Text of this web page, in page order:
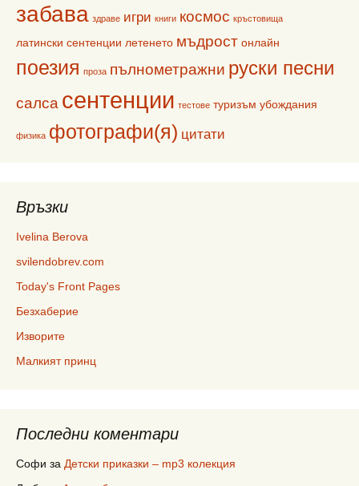
забава здраве игри книги космос кръстовища
латински сентенции летенето мъдрост онлайн
поезия проза пълнометражни руски песни
салса сентенции тестове туризъм убождания
физика фотографи(я) цитати
Връзки
Ivelina Berova
svilendobrev.com
Today's Front Pages
Безхаберие
Изворите
Малкият принц
Последни коментари
Софи за Детски приказки – mp3 колекция